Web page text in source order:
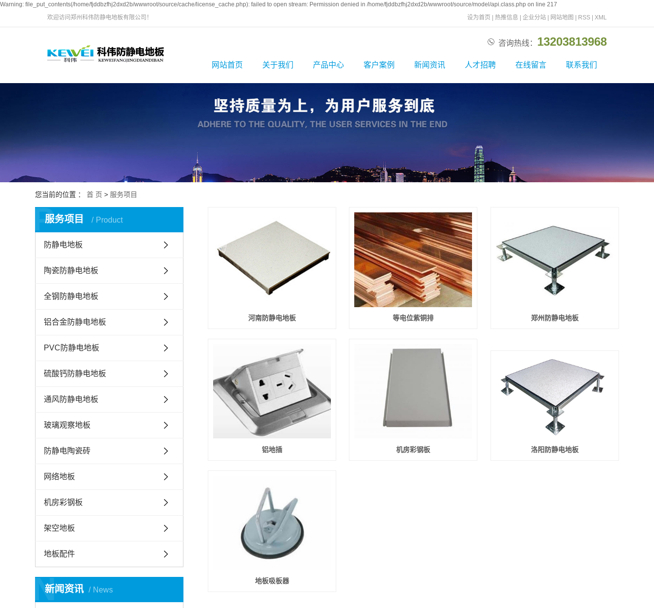
Warning: file_put_contents(/home/fjddbzfhj2dxd2b/wwwroot/source/cache/license_cache.php): failed to open stream: Permission denied in /home/fjddbzfhj2dxd2b/wwwroot/source/model/api.class.php on line 217
欢迎访问郑州科伟防静电地板有限公司！
设为首页 热推信息 企业分站 网站地图 RSS XML
咨询热线： 13203813968
网站首页 关于我们
企业文化
资质荣誉
产品中心
陶瓷防静电地板
全钢防静电地板
硫酸钙防静电地
网络地板
客户案例
公司厂房
新闻资讯
行业资讯
相关问题
人才招聘 在线留言 联系我们
您当前的位置 ： 首 页 > 服务项目
服务项目 Product
P
防静电地板
陶瓷防静电地板
全钢防静电地板
铝合金防静电地板
PVC防静电地板
硫酸钙防静电地板
通风防静电地板
玻璃观察地板
防静电陶瓷砖
网络地板
机房彩钢板
架空地板
地板配件
新闻资讯 News
N
河南防静电地板 等电位紫铜排 郑州防静电地板
铝地插 机房彩钢板 洛阳防静电地板
地板吸板器